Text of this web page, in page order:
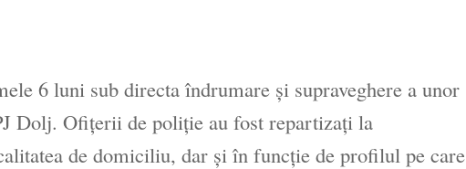
6 luni sub directa îndrumare şi supraveghere a unor
Dolj. Ofiţerii de poliţie au fost repartizaţi la
de domiciliu, dar şi în funcţie de profilul pe care